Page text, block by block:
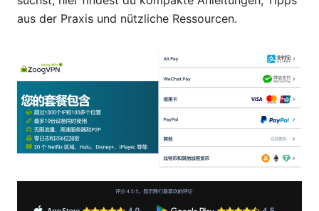
aus der Praxis und nützliche Ressourcen.